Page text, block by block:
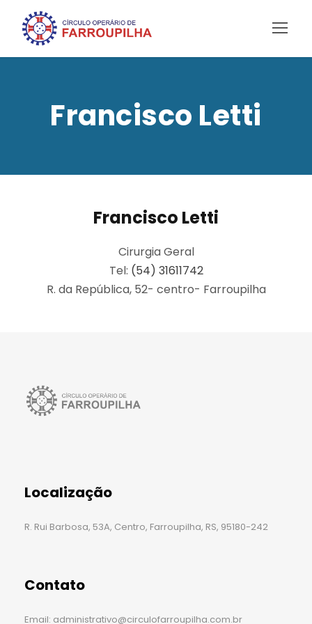
Francisco Letti
Francisco Letti
Cirurgia Geral
Tel: (54) 31611742
R. da República, 52- centro- Farroupilha
Localização
R. Rui Barbosa, 53A, Centro, Farroupilha, RS, 95180-242
Contato
Email: administrativo@circulofarroupilha.com.br